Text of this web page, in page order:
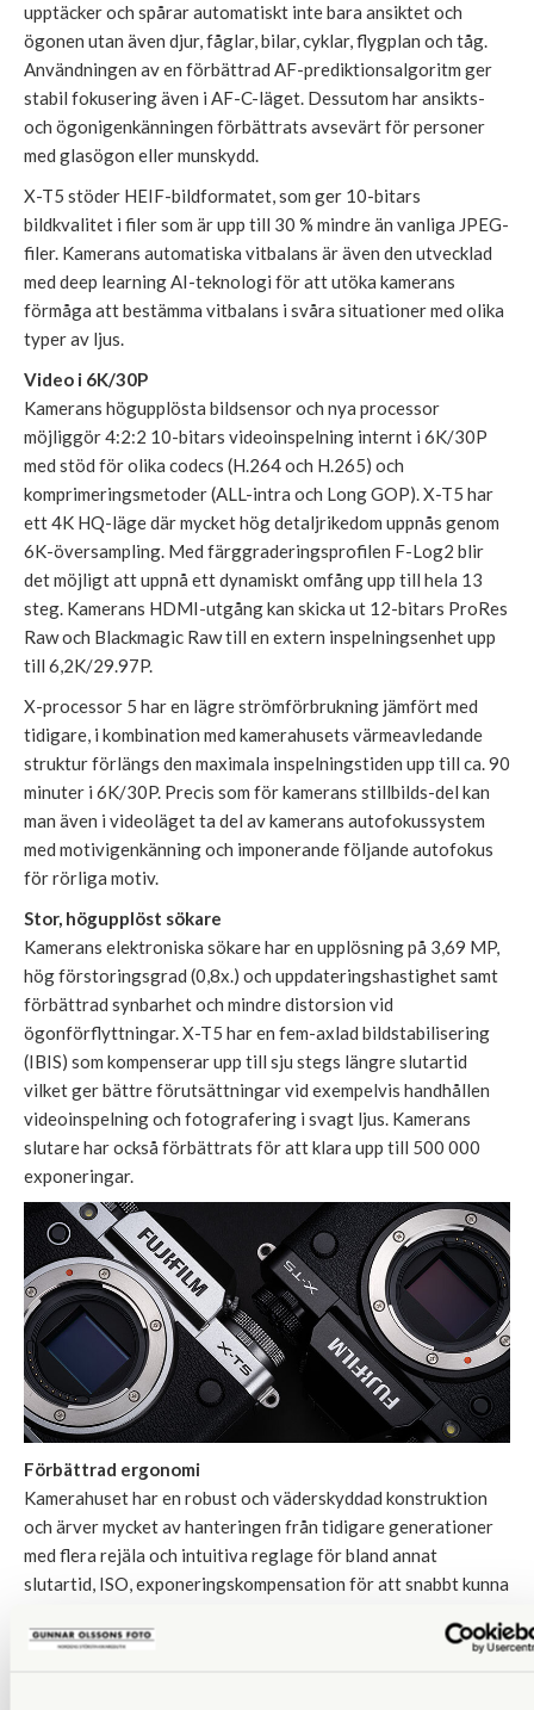
upptäcker och spårar automatiskt inte bara ansiktet och
ögonen utan även djur, fåglar, bilar, cyklar, flygplan och tåg.
Användningen av en förbättrad AF-prediktionsalgoritm ger
stabil fokusering även i AF-C-läget. Dessutom har ansikts-
och ögonigenkänningen förbättrats avsevärt för personer
med glasögon eller munskydd.
X-T5 stöder HEIF-bildformatet, som ger 10-bitars
bildkvalitet i filer som är upp till 30 % mindre än vanliga JPEG-
filer. Kamerans automatiska vitbalans är även den utvecklad
med deep learning AI-teknologi för att utöka kamerans
förmåga att bestämma vitbalans i svåra situationer med olika
typer av ljus.
Video i 6K/30P
Kamerans högupplösta bildsensor och nya processor
möjliggör 4:2:2 10-bitars videoinspelning internt i 6K/30P
med stöd för olika codecs (H.264 och H.265) och
komprimeringsmetoder (ALL-intra och Long GOP). X-T5 har
ett 4K HQ-läge där mycket hög detaljrikedom uppnås genom
6K-översampling. Med färggraderingsprofilen F-Log2 blir
det möjligt att uppnå ett dynamiskt omfång upp till hela 13
steg. Kamerans HDMI-utgång kan skicka ut 12-bitars ProRes
Raw och Blackmagic Raw till en extern inspelningsenhet upp
till 6,2K/29.97P.
X-processor 5 har en lägre strömförbrukning jämfört med
tidigare, i kombination med kamerahusets värmeavledande
struktur förlängs den maximala inspelningstiden upp till ca. 90
minuter i 6K/30P. Precis som för kamerans stillbilds-del kan
man även i videoläget ta del av kamerans autofokussystem
med motivigenkänning och imponerande följande autofokus
för rörliga motiv.
Stor, högupplöst sökare
Kamerans elektroniska sökare har en upplösning på 3,69 MP,
hög förstoringsgrad (0,8x.) och uppdateringshastighet samt
förbättrad synbarhet och mindre distorsion vid
ögonförflyttningar. X-T5 har en fem-axlad bildstabilisering
(IBIS) som kompenserar upp till sju stegs längre slutartid
vilket ger bättre förutsättningar vid exempelvis handhållen
videoinspelning och fotografering i svagt ljus. Kamerans
slutare har också förbättrats för att klara upp till 500 000
exponeringar.
Förbättrad ergonomi
Kamerahuset har en robust och väderskyddad konstruktion
och ärver mycket av hanteringen från tidigare generationer
med flera rejäla och intuitiva reglage för bland annat
slutartid, ISO, exponeringskompensation för att snabbt kunna
X-T5 har en tydlig omkopplare för att växla mellan stillbild